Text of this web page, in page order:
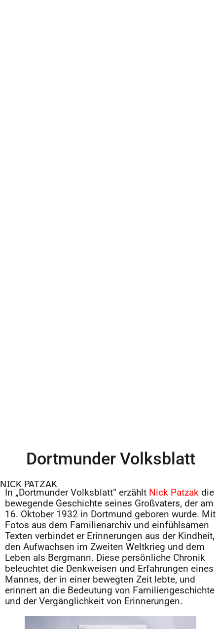
Dortmunder Volksblatt
NICK PATZAK
In „Dortmunder Volksblatt“ erzählt Nick Patzak die
bewegende Geschichte seines Großvaters, der am
16. Oktober 1932 in Dortmund geboren wurde. Mit
Fotos aus dem Familienarchiv und einfühlsamen
Texten verbindet er Erinnerungen aus der Kindheit,
den Aufwachsen im Zweiten Weltkrieg und dem
Leben als Bergmann. Diese persönliche Chronik
beleuchtet die Denkweisen und Erfahrungen eines
Mannes, der in einer bewegten Zeit lebte, und
erinnert an die Bedeutung von Familiengeschichte
und der Vergänglichkeit von Erinnerungen.